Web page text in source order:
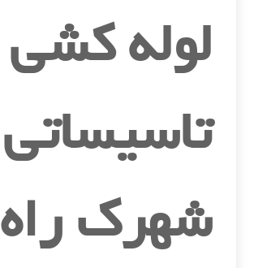
لوله کشی
تاسیساتی
شهرک راه